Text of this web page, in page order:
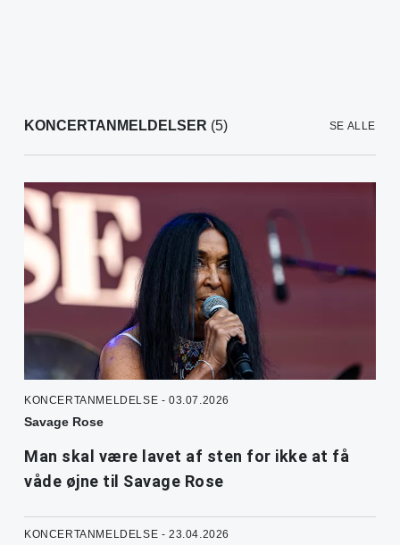
KONCERTANMELDELSER (5) SE ALLE
KONCERTANMELDELSE - 03.07.2026
Savage Rose
Man skal være lavet af sten for ikke at få
våde øjne til Savage Rose
KONCERTANMELDELSE - 23.04.2026